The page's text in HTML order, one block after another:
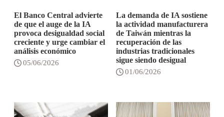
El Banco Central advierte
de que el auge de la IA
provoca desigualdad social
creciente y urge cambiar el
análisis económico
05/06/2026
La demanda de IA sostiene
la actividad manufacturera
de Taiwán mientras la
recuperación de las
industrias tradicionales
sigue siendo desigual
01/06/2026